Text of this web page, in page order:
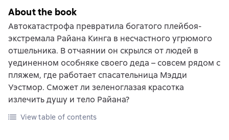
About the book
Автокатастрофа превратила богатого плейбоя-
экстремала Райана Кинга в несчастного угрюмого
отшельника. В отчаянии он скрылся от людей в
уединенном особняке своего деда – совсем рядом с
пляжем, где работает спасательница Мэдди
Уэстмор. Сможет ли зеленоглазая красотка
излечить душу и тело Райана?
View table of contents